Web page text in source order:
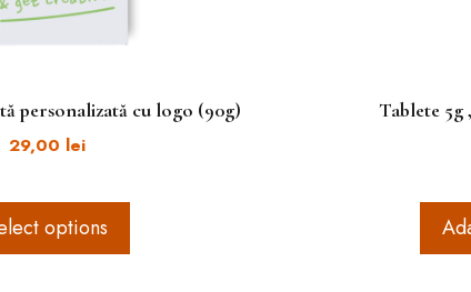
personalizată cu logo (90g)
29,00 lei
options
Tablete 5g